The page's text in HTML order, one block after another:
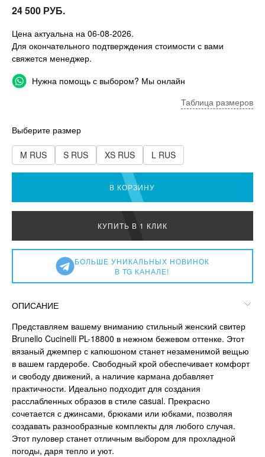
24 500 РУБ.
Цена актуальна на 06-08-2026.
Для окончательного подтверждения стоимости с вами
свяжется менеджер.
Нужна помощь с выбором? Мы онлайн
Таблица размеров
Выберите размер
M RUS S RUS XS RUS L RUS
В КОРЗИНУ
КУПИТЬ В 1 КЛИК
БОЛЬШЕ УНИКАЛЬНЫХ НОВИНОК
В TG КАНАЛЕ!
ОПИСАНИЕ
Представляем вашему вниманию стильный женский свитер
Brunello Cucinelli PL-18800 в нежном бежевом оттенке. Этот
вязаный джемпер с капюшоном станет незаменимой вещью
в вашем гардеробе. Свободный крой обеспечивает комфорт
и свободу движений, а наличие кармана добавляет
практичности. Идеально подходит для создания
расслабленных образов в стиле casual. Прекрасно
сочетается с джинсами, брюками или юбками, позволяя
создавать разнообразные комплекты для любого случая.
Этот пуловер станет отличным выбором для прохладной
погоды, даря тепло и уют.